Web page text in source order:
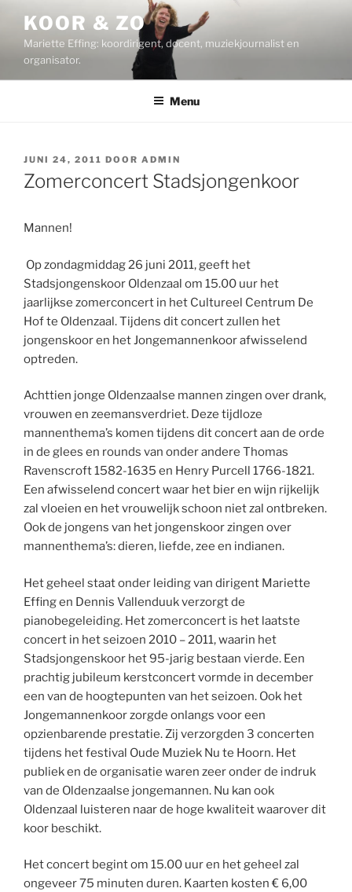
inhoud
KOOR & ZO
Mariette Effing: koordirigent, docent, muziekjournalist en
organisator.
Menu
GEPLAATST
OP
JUNI 24, 2011 DOOR ADMIN
Zomerconcert Stadsjongenkoor
Mannen!
Op zondagmiddag 26 juni 2011, geeft het
Stadsjongenskoor Oldenzaal om 15.00 uur het
jaarlijkse zomerconcert in het Cultureel Centrum De
Hof te Oldenzaal. Tijdens dit concert zullen het
jongenskoor en het Jongemannenkoor afwisselend
optreden.
Achttien jonge Oldenzaalse mannen zingen over drank,
vrouwen en zeemansverdriet. Deze tijdloze
mannenthema’s komen tijdens dit concert aan de orde
in de glees en rounds van onder andere Thomas
Ravenscroft 1582-1635 en Henry Purcell 1766-1821.
Een afwisselend concert waar het bier en wijn rijkelijk
zal vloeien en het vrouwelijk schoon niet zal ontbreken.
Ook de jongens van het jongenskoor zingen over
mannenthema’s: dieren, liefde, zee en indianen.
Het geheel staat onder leiding van dirigent Mariette
Effing en Dennis Vallenduuk verzorgt de
pianobegeleiding. Het zomerconcert is het laatste
concert in het seizoen 2010 – 2011, waarin het
Stadsjongenskoor het 95-jarig bestaan vierde. Een
prachtig jubileum kerstconcert vormde in december
een van de hoogtepunten van het seizoen. Ook het
Jongemannenkoor zorgde onlangs voor een
opzienbarende prestatie. Zij verzorgden 3 concerten
tijdens het festival Oude Muziek Nu te Hoorn. Het
publiek en de organisatie waren zeer onder de indruk
van de Oldenzaalse jongemannen. Nu kan ook
Oldenzaal luisteren naar de hoge kwaliteit waarover dit
koor beschikt.
Het concert begint om 15.00 uur en het geheel zal
ongeveer 75 minuten duren. Kaarten kosten € 6,00